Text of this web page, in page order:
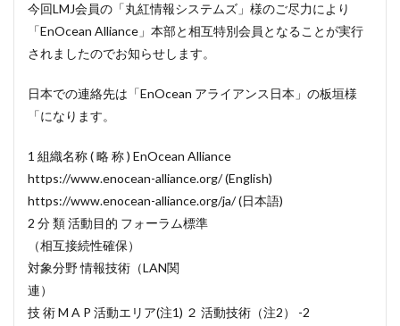
今回LMJ会員の「丸紅情報システムズ」様のご尽力により
「EnOcean Alliance」本部と相互特別会員となることが実行
されましたのでお知らせします。
日本での連絡先は「EnOcean アライアンス日本」の板垣様
「になります。
1 組織名称 ( 略 称 ) EnOcean Alliance
https://www.enocean-alliance.org/ (English)
https://www.enocean-alliance.org/ja/ (日本語)
2 分 類 活動目的 フォーラム標準
（相互接続性確保）
対象分野 情報技術（LAN関
連）
技 術 M A P 活動エリア(注1) ２ 活動技術（注2） -2